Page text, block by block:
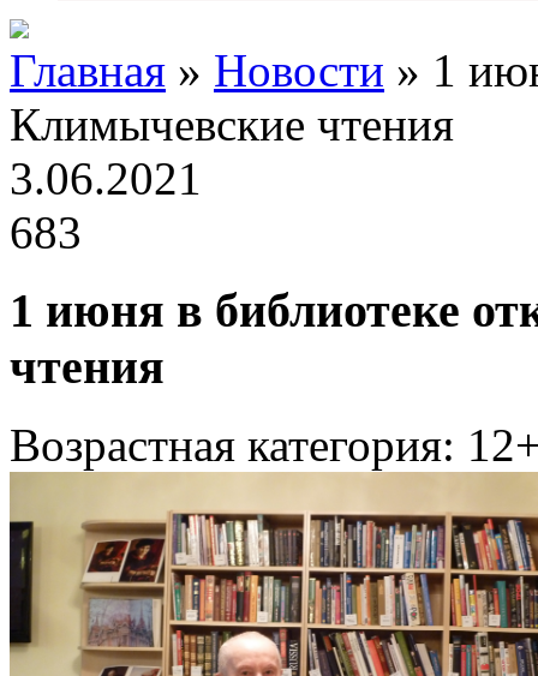
Главная » Новости » 1
Климычевские чтения
3.06.2021
683
1 июня в библиотеке
чтения
Возрастная категория: